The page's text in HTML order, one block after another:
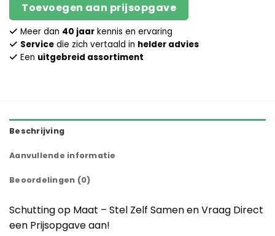
Toevoegen aan prijsopgave
Meer dan 40 jaar kennis en ervaring
Service die zich vertaald in helder advies
Een uitgebreid assortiment
Beschrijving
Aanvullende informatie
Beoordelingen (0)
Schutting op Maat – Stel Zelf Samen en Vraag Direct
een Prijsopgave aan!